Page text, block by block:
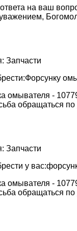
на ваш
Запчасти
омывателя -
обращаться по
Запчасти
у
омывателя -
обращаться по